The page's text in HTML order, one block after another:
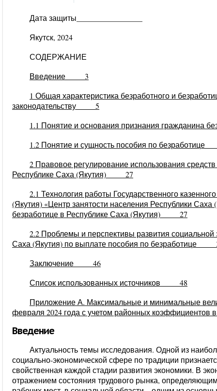
Дата защиты_________________
Якутск, 2024
СОДЕРЖАНИЕ
Введение 3
1 Общая характеристика безработного и
законодательству 5
1.1 Понятие и основания признания
1.2 Понятие и сущность пособия по
2 Правовое регулирование использования
Республике Саха (Якутия) 27
2.1 Технология работы Государственного
(Якутия) «Центр занятости населения Республики
безработице в Республике Саха (Якутия) 27
2.2 Проблемы и перспективы развития
Саха (Якутия) по выплате пособия по безработице
Заключение 46
Список использованных источников 48
Приложение А. Максимальные и минимальные
февраля 2024 года с учетом районных
Введение
Актуальность темы исследования. Одной из
социально-экономической сфере по традиции
свойственная каждой стадии развития экономики. В
отражением состояния трудового рынка,